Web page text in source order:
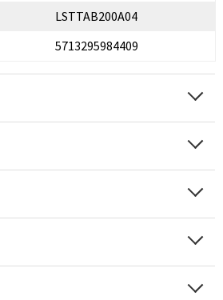
LSTTAB200A04
5713295984409